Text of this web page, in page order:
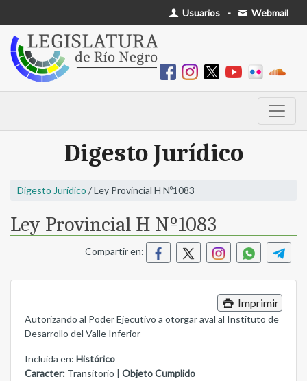
Usuarios - Webmail
Digesto Jurídico
Digesto Jurídico / Ley Provincial H Nº1083
Ley Provincial H Nº1083
Compartir en:
Imprimir
Autorizando al Poder Ejecutivo a otorgar aval al Instituto de
Desarrollo del Valle Inferior
Incluida en: Histórico
Caracter: Transitorio | Objeto Cumplido